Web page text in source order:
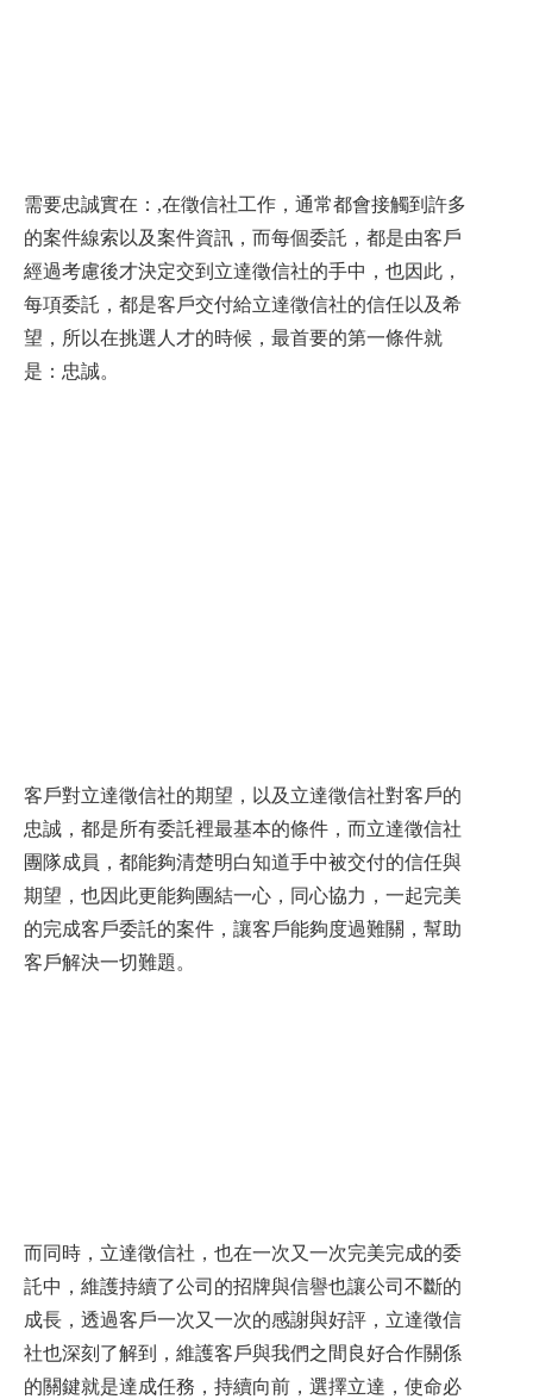
需要忠誠實在：,在徵信社工作，通常都會接觸到許多
的案件線索以及案件資訊，而每個委託，都是由客戶
經過考慮後才決定交到立達徵信社的手中，也因此，
每項委託，都是客戶交付給立達徵信社的信任以及希
望，所以在挑選人才的時候，最首要的第一條件就
是：忠誠。
客戶對立達徵信社的期望，以及立達徵信社對客戶的
忠誠，都是所有委託裡最基本的條件，而立達徵信社
團隊成員，都能夠清楚明白知道手中被交付的信任與
期望，也因此更能夠團結一心，同心協力，一起完美
的完成客戶委託的案件，讓客戶能夠度過難關，幫助
客戶解決一切難題。
而同時，立達徵信社，也在一次又一次完美完成的委
託中，維護持續了公司的招牌與信譽也讓公司不斷的
成長，透過客戶一次又一次的感謝與好評，立達徵信
社也深刻了解到，維護客戶與我們之間良好合作關係
的關鍵就是達成任務，持續向前，選擇立達，使命必